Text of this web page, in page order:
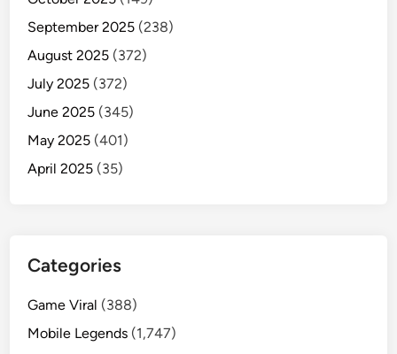
September 2025 (238)
August 2025 (372)
July 2025 (372)
June 2025 (345)
May 2025 (401)
April 2025 (35)
Categories
Game Viral (388)
Mobile Legends (1,747)